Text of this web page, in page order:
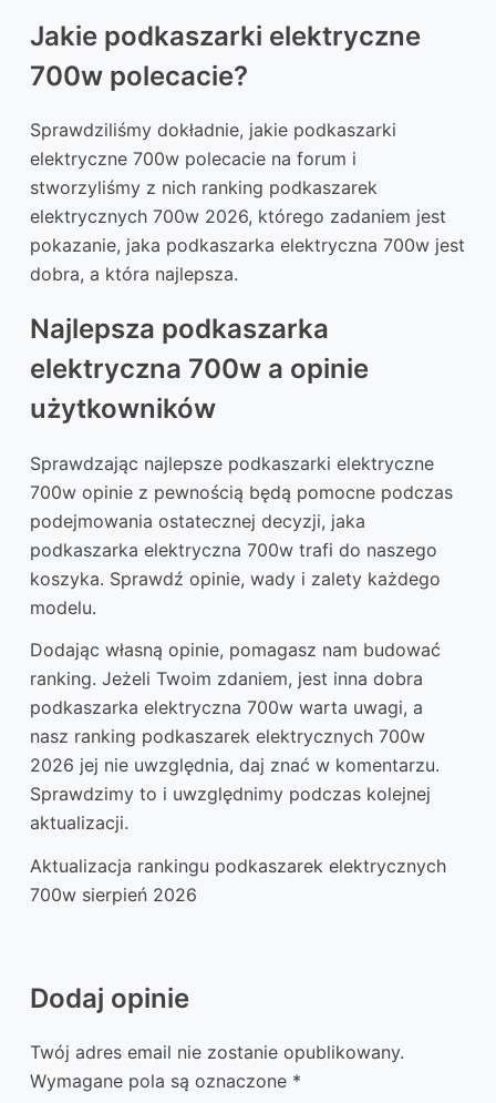
Jakie podkaszarki elektryczne
700w polecacie?
Sprawdziliśmy dokładnie, jakie podkaszarki
elektryczne 700w polecacie na forum i
stworzyliśmy z nich ranking podkaszarek
elektrycznych 700w 2026, którego zadaniem jest
pokazanie, jaka podkaszarka elektryczna 700w jest
dobra, a która najlepsza.
Najlepsza podkaszarka
elektryczna 700w a opinie
użytkowników
Sprawdzając najlepsze podkaszarki elektryczne
700w opinie z pewnością będą pomocne podczas
podejmowania ostatecznej decyzji, jaka
podkaszarka elektryczna 700w trafi do naszego
koszyka. Sprawdź opinie, wady i zalety każdego
modelu.
Dodając własną opinie, pomagasz nam budować
ranking. Jeżeli Twoim zdaniem, jest inna dobra
podkaszarka elektryczna 700w warta uwagi, a
nasz ranking podkaszarek elektrycznych 700w
2026 jej nie uwzględnia, daj znać w komentarzu.
Sprawdzimy to i uwzględnimy podczas kolejnej
aktualizacji.
Aktualizacja rankingu podkaszarek elektrycznych
700w sierpień 2026
Dodaj opinie
Twój adres email nie zostanie opublikowany.
Wymagane pola są oznaczone *